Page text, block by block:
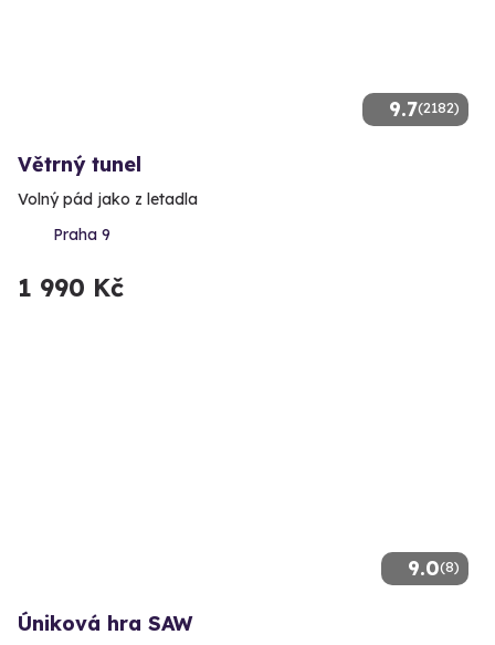
9.7(2182)
Větrný tunel
Volný pád jako z letadla
Praha 9
1 990 Kč
9.0(8)
Úniková hra SAW